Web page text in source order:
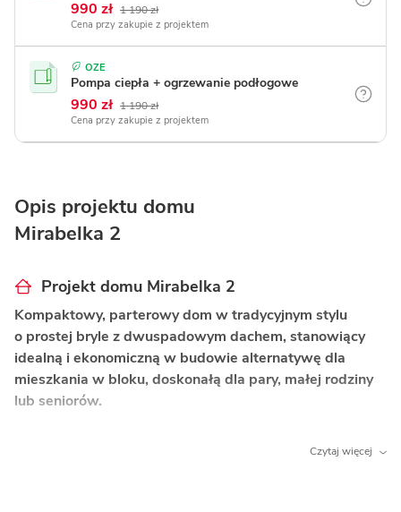
1 190 zł
990 zł
Cena przy zakupie z projektem
OZE
Pompa ciepła + ogrzewanie podłogowe
1 190 zł
990 zł
Cena przy zakupie z projektem
Opis projektu domu
Mirabelka 2
Projekt domu Mirabelka 2
Kompaktowy, parterowy dom w tradycyjnym stylu
o prostej bryle z dwuspadowym dachem, stanowiący
idealną i ekonomiczną w budowie alternatywę dla
mieszkania w bloku, doskonałą dla pary, małej rodziny
lub seniorów.
Czytaj więcej